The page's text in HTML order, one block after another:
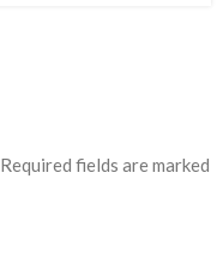
Required fields are marked